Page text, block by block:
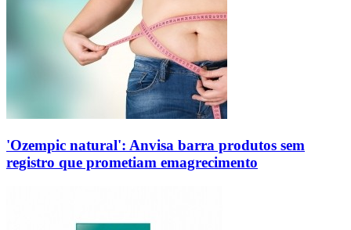
'Ozempic natural': Anvisa barra produtos sem
registro que prometiam emagrecimento